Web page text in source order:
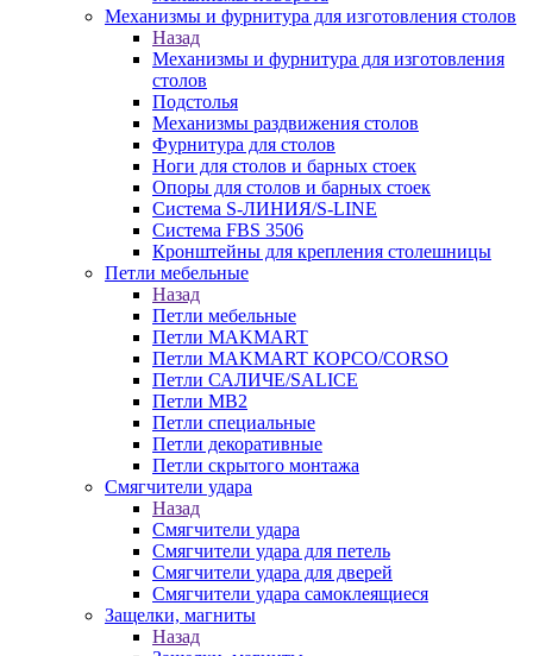
Механизмы и фурнитура для изготовления столов
Назад
Механизмы и фурнитура для изготовления
столов
Подстолья
Механизмы раздвижения столов
Фурнитура для столов
Ноги для столов и барных стоек
Опоры для столов и барных стоек
Система S-ЛИНИЯ/S-LINE
Система FBS 3506
Кронштейны для крепления столешницы
Петли мебельные
Назад
Петли мебельные
Петли MAKMART
Петли MAKMART КОРСО/CORSO
Петли САЛИЧЕ/SALICE
Петли MB2
Петли специальные
Петли декоративные
Петли скрытого монтажа
Смягчители удара
Назад
Смягчители удара
Смягчители удара для петель
Смягчители удара для дверей
Cмягчители удара самоклеящиеся
Защелки, магниты
Назад